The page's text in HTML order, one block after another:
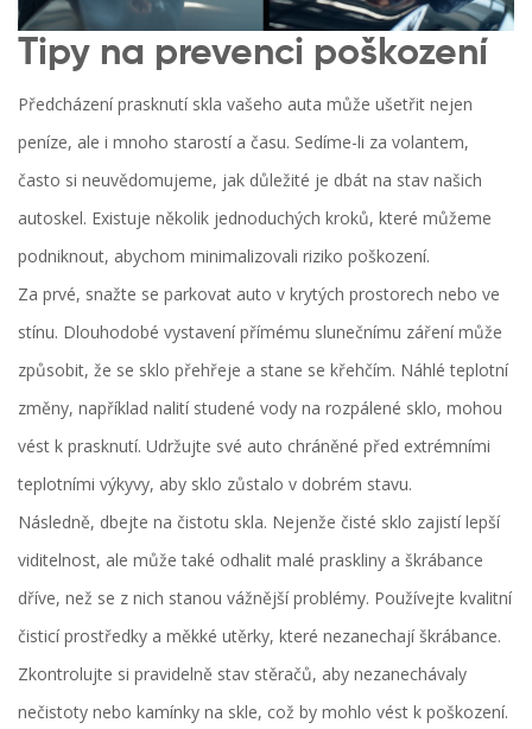
Tipy na prevenci poškození
Předcházení prasknutí skla vašeho auta může ušetřit nejen
peníze, ale i mnoho starostí a času. Sedíme-li za volantem,
často si neuvědomujeme, jak důležité je dbát na stav našich
autoskel. Existuje několik jednoduchých kroků, které můžeme
podniknout, abychom minimalizovali riziko poškození.
Za prvé, snažte se parkovat auto v krytých prostorech nebo ve
stínu. Dlouhodobé vystavení přímému slunečnímu záření může
způsobit, že se sklo přehřeje a stane se křehčím. Náhlé teplotní
změny, například nalití studené vody na rozpálené sklo, mohou
vést k prasknutí. Udržujte své auto chráněné před extrémními
teplotními výkyvy, aby sklo zůstalo v dobrém stavu.
Následně, dbejte na čistotu skla. Nejenže čisté sklo zajistí lepší
viditelnost, ale může také odhalit malé praskliny a škrábance
dříve, než se z nich stanou vážnější problémy. Používejte kvalitní
čisticí prostředky a měkké utěrky, které nezanechají škrábance.
Zkontrolujte si pravidelně stav stěračů, aby nezanechávaly
nečistoty nebo kamínky na skle, což by mohlo vést k poškození.